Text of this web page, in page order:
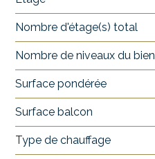
Nombre d'étage(s) total
Nombre de niveaux du bien
Surface pondérée
Surface balcon
Type de chauffage